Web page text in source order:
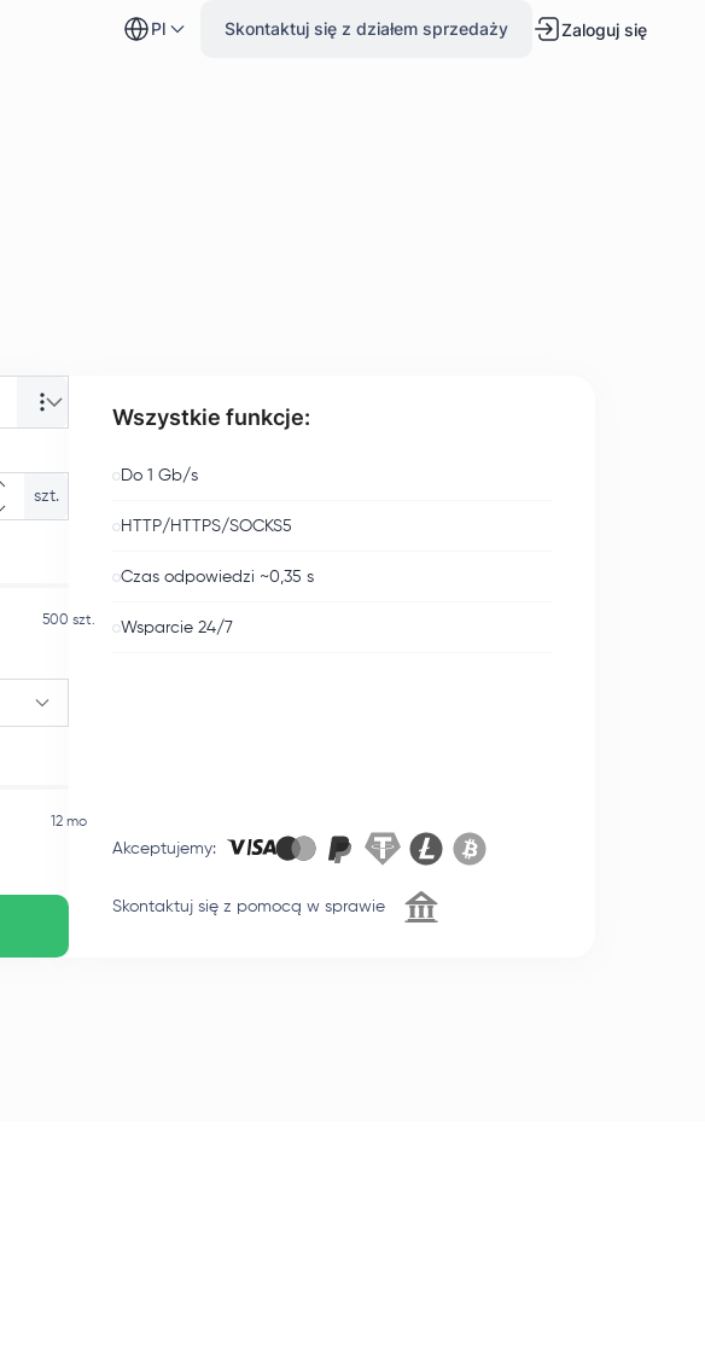
pl Skontaktuj się z działem sprzedaży Zaloguj się
szt.
500 szt.
12 mo
Wszystkie funkcje:
Do 1 Gb/s
HTTP/HTTPS/SOCKS5
Czas odpowiedzi ~0,35 s
Wsparcie 24/7
Akceptujemy:
Skontaktuj się z pomocą w sprawie